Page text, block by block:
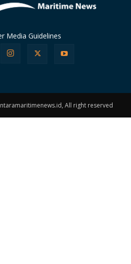
Media Guidelines
All right reserved